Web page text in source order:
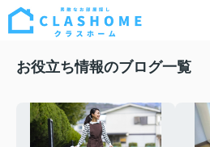
お役立ち情報のブログ一覧